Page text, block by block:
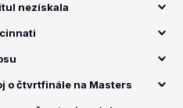
nezískala
o čtvrtfinále na Masters